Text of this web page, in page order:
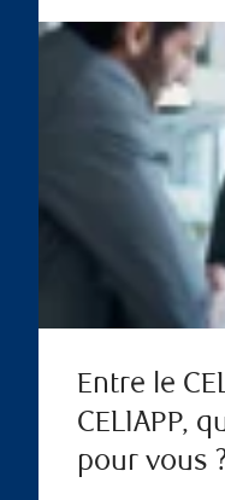
Entre le
CELIAPP,
pour vous